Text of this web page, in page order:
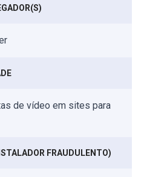
de vídeo em sites para
FRAUDULENTO)